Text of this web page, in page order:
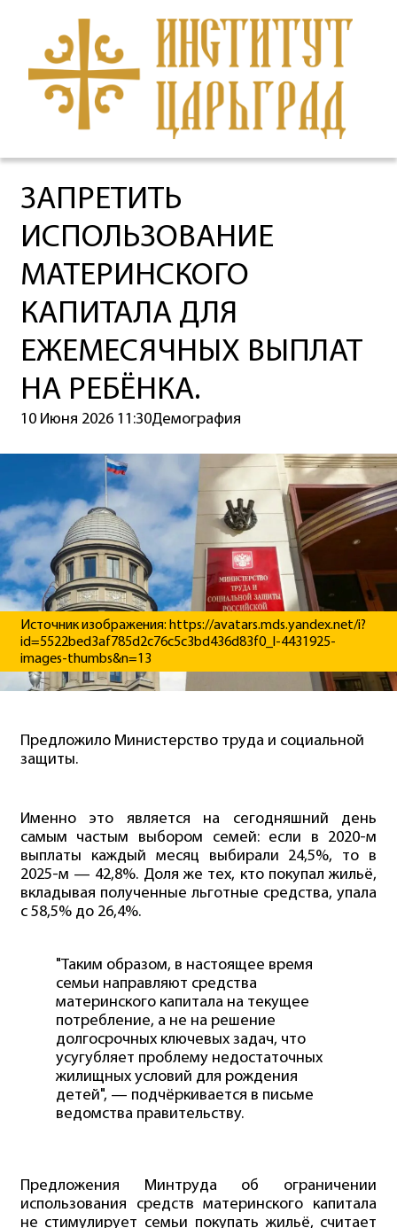
ЗАПРЕТИТЬ
ИСПОЛЬЗОВАНИЕ
МАТЕРИНСКОГО
КАПИТАЛА ДЛЯ
ЕЖЕМЕСЯЧНЫХ ВЫПЛАТ
НА РЕБЁНКА.
10 Июня 2026 11:30Демография
Источник изображения: https://avatars.mds.yandex.net/i?
id=5522bed3af785d2c76c5c3bd436d83f0_l-4431925-
images-thumbs&n=13
Предложило Министерство труда и социальной
защиты.
Именно это является на сегодняшний день
самым частым выбором семей: если в 2020-м
выплаты каждый месяц выбирали 24,5%, то в
2025-м — 42,8%. Доля же тех, кто покупал жильё,
вкладывая полученные льготные средства, упала
с 58,5% до 26,4%.
"Таким образом, в настоящее время
семьи направляют средства
материнского капитала на текущее
потребление, а не на решение
долгосрочных ключевых задач, что
усугубляет проблему недостаточных
жилищных условий для рождения
детей", — подчёркивается в письме
ведомства правительству.
Предложения Минтруда об ограничении
использования средств материнского капитала
не стимулирует семьи покупать жильё, считает